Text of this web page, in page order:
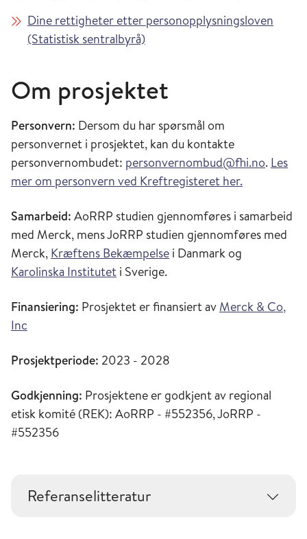
Dine rettigheter etter personopplysningsloven
(Statistisk sentralbyrå)
Om prosjektet
Personvern: Dersom du har spørsmål om
personvernet i prosjektet, kan du kontakte
personvernombudet: personvernombud@fhi.no. Les
mer om personvern ved Kreftregisteret her.
Samarbeid: AoRRP studien gjennomføres i samarbeid
med Merck, mens JoRRP studien gjennomføres med
Merck, Kræftens Bekæmpelse i Danmark og
Karolinska Institutet i Sverige.
Finansiering: Prosjektet er finansiert av Merck & Co,
Inc
Prosjektperiode: 2023 - 2028
Godkjenning: Prosjektene er godkjent av regional
etisk komité (REK): AoRRP - #552356, JoRRP -
#552356
Referanselitteratur